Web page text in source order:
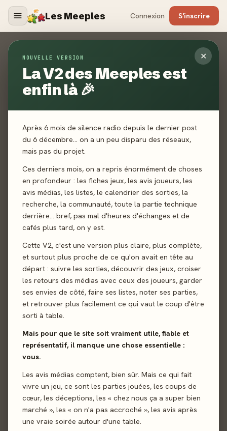
Les Meeples Connexion S'inscrire
✕
NOUVELLE VERSION
La V2 des Meeples est
enfin là 🎉
Après 6 mois de silence radio depuis le dernier post
du 6 décembre… on a un peu disparu des réseaux,
mais pas du projet.
Ces derniers mois, on a repris énormément de choses
en profondeur : les fiches jeux, les avis joueurs, les
avis médias, les listes, le calendrier des sorties, la
recherche, la communauté, toute la partie technique
derrière… bref, pas mal d'heures d'échanges et de
cafés plus tard, on y est.
Cette V2, c'est une version plus claire, plus complète,
et surtout plus proche de ce qu'on avait en tête au
départ : suivre les sorties, découvrir des jeux, croiser
les retours des médias avec ceux des joueurs, garder
ses envies de côté, faire ses listes, noter ses parties,
et retrouver plus facilement ce qui vaut le coup d'être
sorti à table.
Mais pour que le site soit vraiment utile, fiable et
représentatif, il manque une chose essentielle :
vous.
Les avis médias comptent, bien sûr. Mais ce qui fait
vivre un jeu, ce sont les parties jouées, les coups de
cœur, les déceptions, les « chez nous ça a super bien
marché », les « on n'a pas accroché », les avis après
une vraie soirée autour d'une table.
À propos
HOME A PROPOS
Nous sommes des joueurs passionnés de jeu de société,
heureux de partager cette passion. Notre équipe s'est
constituée au cœur d'une communauté de joueurs, formée
autour de la chaîne Youtube/Twitch Kaelawen et les
Meeples qui vous a présenté des jeux de société chaque
semaine entre décembre 2018 et novembre 2023.
Notre ambition, c'est de proposer et animer un site
communautaire qui a pour objectif de permettre aux
joueurs de trouver rapidement l'information sur les jeux qui
les intéressent et surtout de mettre en avant leurs avis
concernant les jeux auxquels ils jouent.
Les Meeples, c'est nous, et c'est aussi vous, car ce sont
avant tout vos avis sur les jeux auxquels vous jouez qui
feront vivre le site !
Une méthode éprouvée qui apporte de
la nuance
A la manière de sites populaires d'agrégation de contenus,
Les Meeples centralise l'ensemble des informations
pertinentes sur les jeux de société afin de vous les restituer
de manière claire sur une page unique. Vous saurez donc
ce que les médias, mais aussi les joueurs, pensent des titres
qui vous intéressent.
L'intérêt de cette méthode est qu'elle est objective, car elle